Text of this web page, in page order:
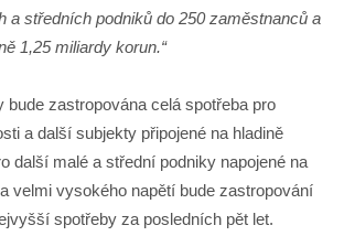
a středních podniků do 250 zaměstnanců a
1,25 miliardy korun.“
bude zastropována celá spotřeba pro
a další subjekty připojené na hladině
další malé a střední podniky napojené na
velmi vysokého napětí bude zastropování
spotřeby za posledních pět let.